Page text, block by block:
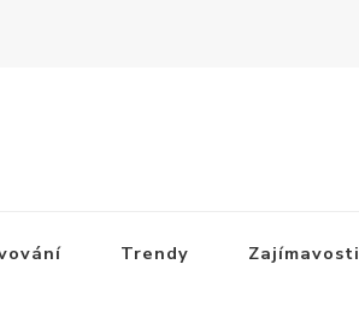
Trendy Zajímavosti